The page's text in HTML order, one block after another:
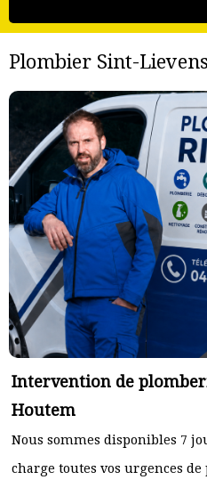
Plombier Sint-
Intervention de
Houtem
Nous sommes disponibles 7
charge toutes vos urgences